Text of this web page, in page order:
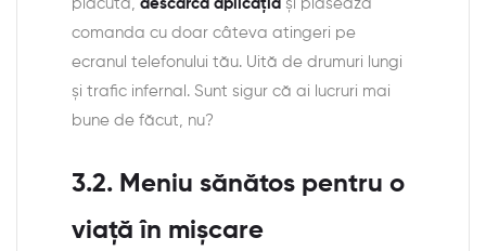
plăcută, descarcă aplicația și plasează
comanda cu doar câteva atingeri pe
ecranul telefonului tău. Uită de drumuri lungi
și trafic infernal. Sunt sigur că ai lucruri mai
bune de făcut, nu?
3.2. Meniu sănătos pentru o
viață în mișcare